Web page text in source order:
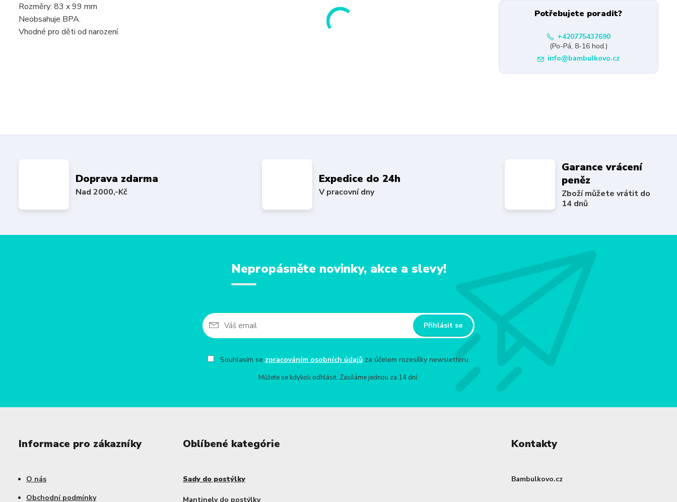
Rozměry: 83 x 99 mm
Neobsahuje BPA.
Vhodné pro děti od narození.
Potřebujete poradit?
+420775437690
(Po-Pá, 8-16 hod.)
info@bambulkovo.cz
Doprava zdarma
Nad 2000,-Kč
Expedice do 24h
V pracovní dny
Garance vrácení
peněz
Zboží můžete vrátit do
14 dnů
Nepropásněte novinky, akce a slevy!
Přihlásit se
Souhlasím se zpracováním osobních údajůza účelem rozesílky newsletteru.
Můžete se kdykoli odhlásit. Zasíláme jednou za 14 dní.
Informace pro zákazníky
O nás
Obchodní podmínky
Oblíbené kategórie
Sady do postýlky
Mantinely do postýlky
Kontakty
Bambulkovo.cz